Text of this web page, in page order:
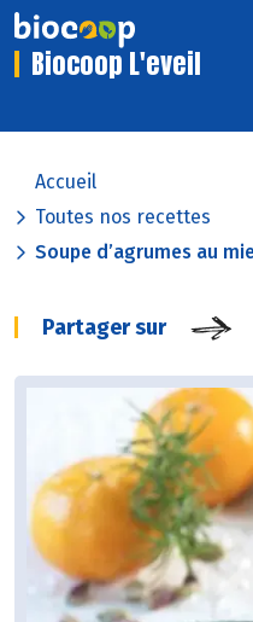
Biocoop L'eveil
Accueil
Toutes nos recettes
Soupe d’agrumes au
Partager sur